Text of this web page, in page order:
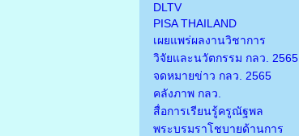
DLTV
PISA THAILAND
เผยแพร่ผลงานวิชาการ
วิจัยและนวัตกรรม กลว. 2565
จดหมายข่าว กลว. 2565
คลังภาพ กลว.
สื่อการเรียนรู้ครูณัฐพล
พระบรมราโชบายด้านการ